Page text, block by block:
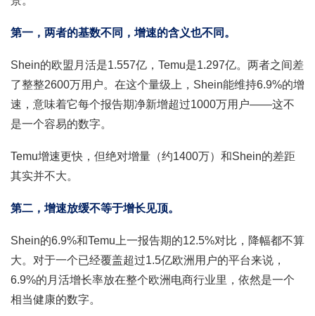
第一，两者的基数不同，增速的含义也不同。
Shein的欧盟月活是1.557亿，Temu是1.297亿。两者之间差
了整整2600万用户。在这个量级上，Shein能维持6.9%的增
速，意味着它每个报告期净新增超过1000万用户——这不
是一个容易的数字。
Temu增速更快，但绝对增量（约1400万）和Shein的差距
其实并不大。
第二，增速放缓不等于增长见顶。
Shein的6.9%和Temu上一报告期的12.5%对比，降幅都不算
大。对于一个已经覆盖超过1.5亿欧洲用户的平台来说，
6.9%的月活增长率放在整个欧洲电商行业里，依然是一个
相当健康的数字。